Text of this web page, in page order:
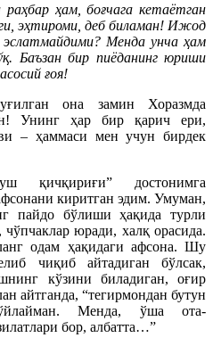
ҳам, боғчага кетаётган
эҳтироми, деб биламан! Ижод
Менда унча ҳам
Баъзан бир пиёданинг юриши
ғоя!
она замин Хоразмда
Унинг ҳар бир қарич ери,
– ҳаммаси мен учун бирдек
қичқириғи” достонимга
киритган эдим. Умуман,
пайдо бўлиши ҳақида турли
юради, халқ орасида.
одам ҳақидаги афсона. Шу
чиқиб айтадиган бўлсак,
кўзини биладиган, оғир
айтганда, “тегирмондан бутун
Менда, ўша ота-
бор, албатта…”